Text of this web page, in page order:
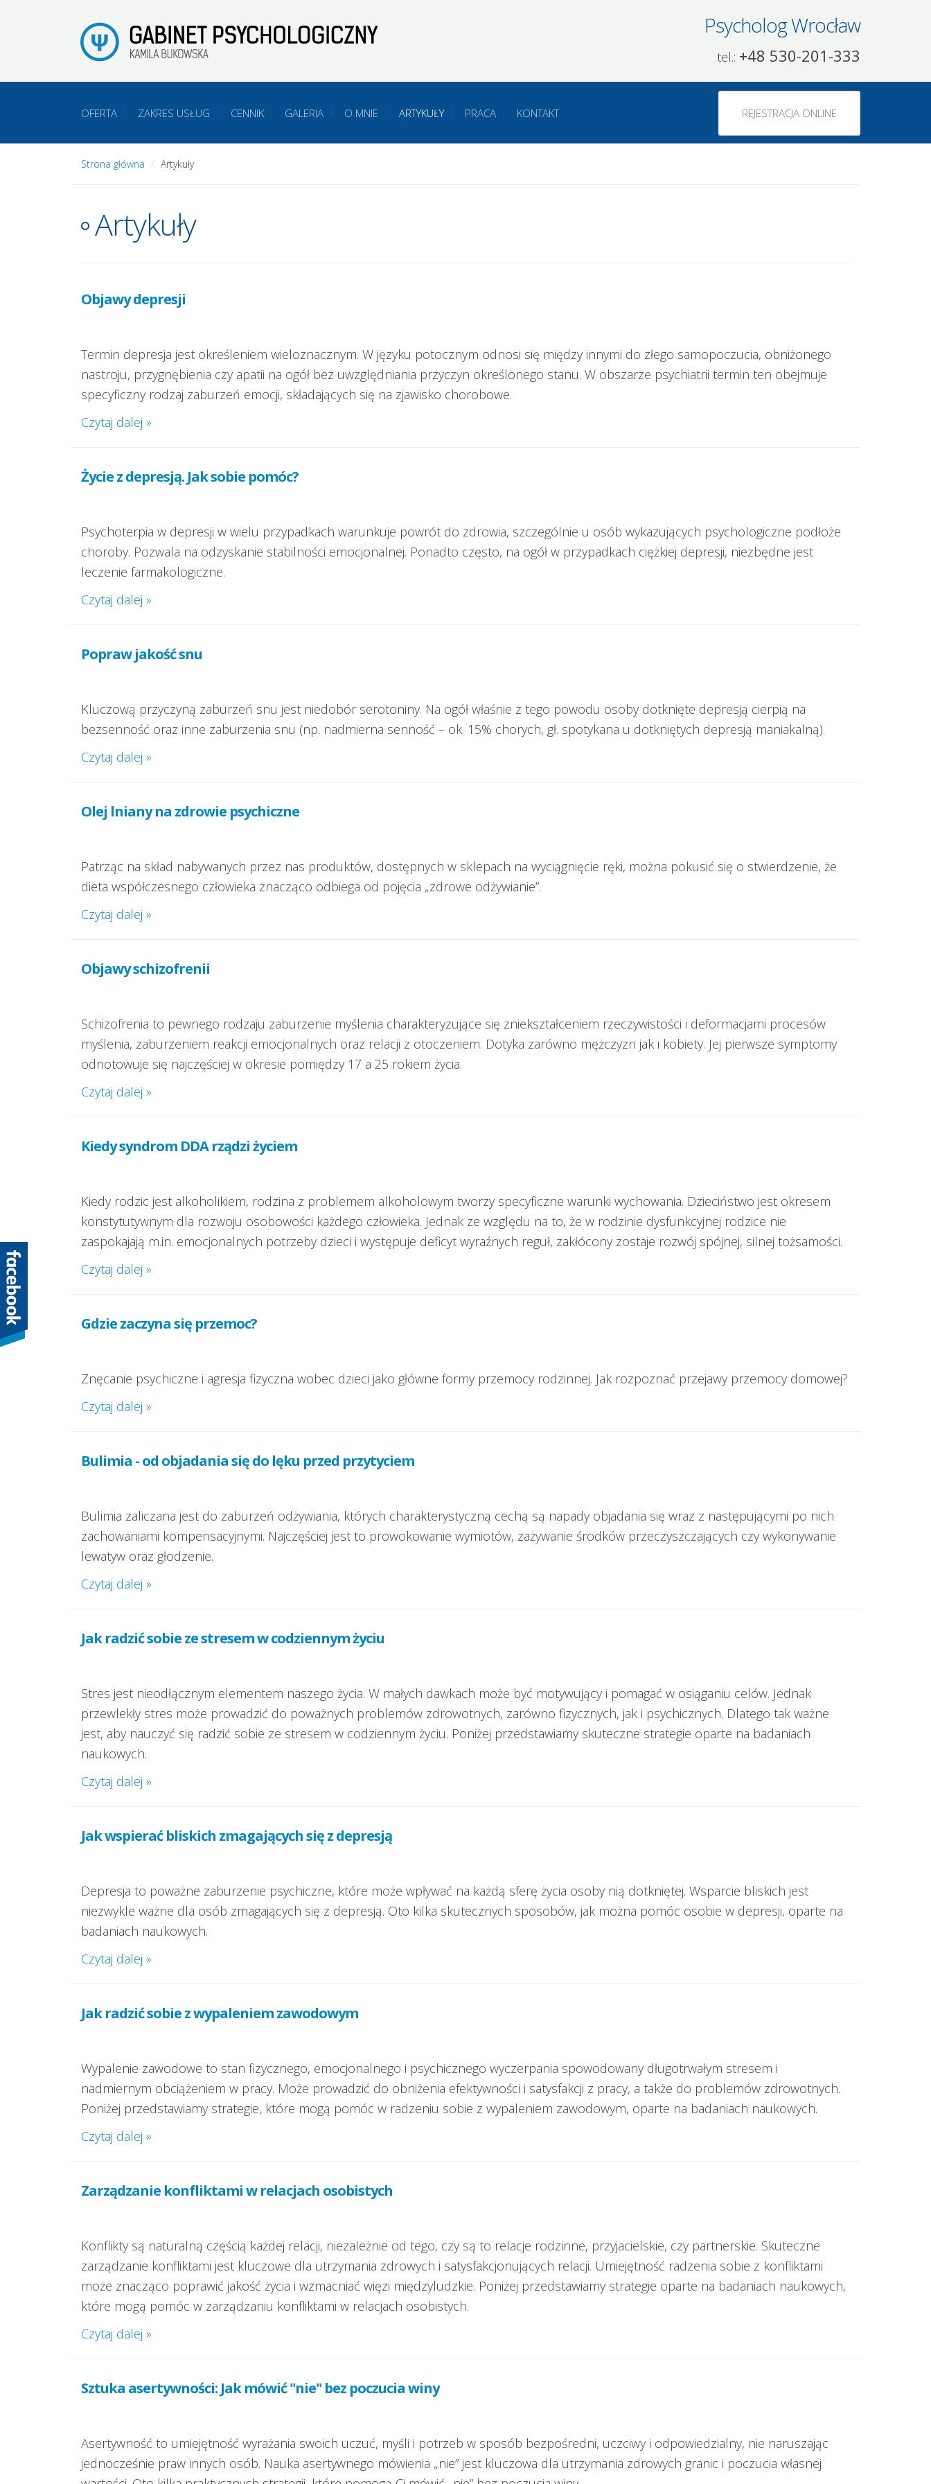
Psycholog Wrocław
tel.: +48 530-201-333
OFERTA ZAKRES USŁUG CENNIK GALERIA O MNIE ARTYKUŁY PRACA KONTAKT REJESTRACJA ONLINE
Strona główna Artykuły
Artykuły
Objawy depresji
Termin depresja jest określeniem wieloznacznym. W języku potocznym odnosi się między innymi do złego samopoczucia, obniżonego
nastroju, przygnębienia czy apatii na ogół bez uwzględniania przyczyn określonego stanu. W obszarze psychiatrii termin ten obejmuje
specyficzny rodzaj zaburzeń emocji, składających się na zjawisko chorobowe.
Czytaj dalej »
Życie z depresją. Jak sobie pomóc?
Psychoterpia w depresji w wielu przypadkach warunkuje powrót do zdrowia, szczególnie u osób wykazujących psychologiczne podłoże
choroby. Pozwala na odzyskanie stabilności emocjonalnej. Ponadto często, na ogół w przypadkach ciężkiej depresji, niezbędne jest
leczenie farmakologiczne.
Czytaj dalej »
Popraw jakość snu
Kluczową przyczyną zaburzeń snu jest niedobór serotoniny. Na ogół właśnie z tego powodu osoby dotknięte depresją cierpią na
bezsenność oraz inne zaburzenia snu (np. nadmierna senność – ok. 15% chorych, gł. spotykana u dotkniętych depresją maniakalną).
Czytaj dalej »
Olej lniany na zdrowie psychiczne
Patrząc na skład nabywanych przez nas produktów, dostępnych w sklepach na wyciągnięcie ręki, można pokusić się o stwierdzenie, że
dieta współczesnego człowieka znacząco odbiega od pojęcia „zdrowe odżywianie”.
Czytaj dalej »
Objawy schizofrenii
Schizofrenia to pewnego rodzaju zaburzenie myślenia charakteryzujące się zniekształceniem rzeczywistości i deformacjami procesów
myślenia, zaburzeniem reakcji emocjonalnych oraz relacji z otoczeniem. Dotyka zarówno mężczyzn jak i kobiety. Jej pierwsze symptomy
odnotowuje się najczęściej w okresie pomiędzy 17 a 25 rokiem życia.
Czytaj dalej »
Kiedy syndrom DDA rządzi życiem
Kiedy rodzic jest alkoholikiem, rodzina z problemem alkoholowym tworzy specyficzne warunki wychowania. Dzieciństwo jest okresem
konstytutywnym dla rozwoju osobowości każdego człowieka. Jednak ze względu na to, że w rodzinie dysfunkcyjnej rodzice nie
zaspokajają m.in. emocjonalnych potrzeby dzieci i występuje deficyt wyraźnych reguł, zakłócony zostaje rozwój spójnej, silnej tożsamości.
Czytaj dalej »
Gdzie zaczyna się przemoc?
Znęcanie psychiczne i agresja fizyczna wobec dzieci jako główne formy przemocy rodzinnej. Jak rozpoznać przejawy przemocy domowej?
Czytaj dalej »
Bulimia - od objadania się do lęku przed przytyciem
Bulimia zaliczana jest do zaburzeń odżywiania, których charakterystyczną cechą są napady objadania się wraz z następującymi po nich
zachowaniami kompensacyjnymi. Najczęściej jest to prowokowanie wymiotów, zażywanie środków przeczyszczających czy wykonywanie
lewatyw oraz głodzenie.
Czytaj dalej »
Jak radzić sobie ze stresem w codziennym życiu
Stres jest nieodłącznym elementem naszego życia. W małych dawkach może być motywujący i pomagać w osiąganiu celów. Jednak
przewlekły stres może prowadzić do poważnych problemów zdrowotnych, zarówno fizycznych, jak i psychicznych. Dlatego tak ważne
jest, aby nauczyć się radzić sobie ze stresem w codziennym życiu. Poniżej przedstawiamy skuteczne strategie oparte na badaniach
naukowych.
Czytaj dalej »
Jak wspierać bliskich zmagających się z depresją
Depresja to poważne zaburzenie psychiczne, które może wpływać na każdą sferę życia osoby nią dotkniętej. Wsparcie bliskich jest
niezwykle ważne dla osób zmagających się z depresją. Oto kilka skutecznych sposobów, jak można pomóc osobie w depresji, oparte na
badaniach naukowych.
Czytaj dalej »
Jak radzić sobie z wypaleniem zawodowym
Wypalenie zawodowe to stan fizycznego, emocjonalnego i psychicznego wyczerpania spowodowany długotrwałym stresem i
nadmiernym obciążeniem w pracy. Może prowadzić do obniżenia efektywności i satysfakcji z pracy, a także do problemów zdrowotnych.
Poniżej przedstawiamy strategie, które mogą pomóc w radzeniu sobie z wypaleniem zawodowym, oparte na badaniach naukowych.
Czytaj dalej »
Zarządzanie konfliktami w relacjach osobistych
Konflikty są naturalną częścią każdej relacji, niezależnie od tego, czy są to relacje rodzinne, przyjacielskie, czy partnerskie. Skuteczne
zarządzanie konfliktami jest kluczowe dla utrzymania zdrowych i satysfakcjonujących relacji. Umiejętność radzenia sobie z konfliktami
może znacząco poprawić jakość życia i wzmacniać więzi międzyludzkie. Poniżej przedstawiamy strategie oparte na badaniach naukowych,
które mogą pomóc w zarządzaniu konfliktami w relacjach osobistych.
Czytaj dalej »
Sztuka asertywności: Jak mówić "nie" bez poczucia winy
Asertywność to umiejętność wyrażania swoich uczuć, myśli i potrzeb w sposób bezpośredni, uczciwy i odpowiedzialny, nie naruszając
jednocześnie praw innych osób. Nauka asertywnego mówienia „nie” jest kluczowa dla utrzymania zdrowych granic i poczucia własnej